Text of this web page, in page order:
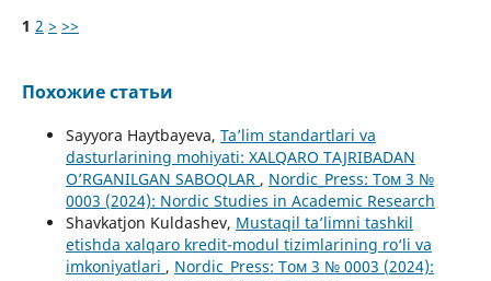
1 2 > >>
Похожие статьи
Sayyora Haytbayeva, Ta’lim standartlari va
dasturlarining mohiyati: XALQARO TAJRIBADAN
O’RGANILGAN SABOQLAR , Nordic_Press: Том 3 №
0003 (2024): Nordic Studies in Academic Research
Shavkatjon Kuldashev, Mustaqil taʼlimni tashkil
etishda xalqaro kredit-modul tizimlarining ro‘li va
imkoniyatlari , Nordic_Press: Том 3 № 0003 (2024):